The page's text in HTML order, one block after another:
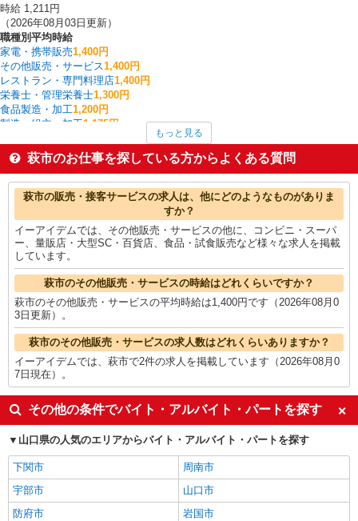
時給 1,211円
（2026年08月03日更新）
職種別平均時給
家電・携帯販売1,400円
その他販売・サービス1,400円
レストラン・専門料理店1,400円
栄養士・管理栄養士1,300円
食品製造・加工1,200円
製造・組立・加工1,175円
清掃・ハウスクリーニング1,150円
美容師・ネイリスト・まつげ施術 1,133円
調理・調理補助・調理師1,117円
萩市の他の職種の平均時給を見る
もっと見る
萩市のお仕事を探している方からよくある質問
萩市の販売・接客サービスの求人は、他にどのようなものがありま
すか？
イーアイデムでは、その他販売・サービスの他に、コンビニ・スーパ
ー、量販店・大型SC・百貨店、食品・試食販売など様々な求人を掲載
しています。
萩市のその他販売・サービスの時給はどれくらいですか？
萩市のその他販売・サービスの平均時給は1,400円です（2026年08月0
3日更新）。
萩市のその他販売・サービスの求人数はどれくらいありますか？
イーアイデムでは、萩市で2件の求人を掲載しています（2026年08月0
7日現在）。
その他の条件でバイト・アルバイト・パートを探す
山口県の人気のエリアからバイト・アルバイト・パートを探す
下関市
周南市
宇部市
山口市
防府市
岩国市